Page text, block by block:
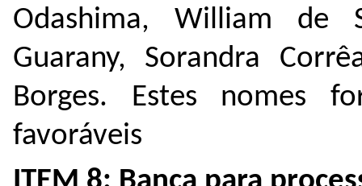
Odashima, William de
Guarany, Sorandra
Borges. Estes nomes
favoráveis